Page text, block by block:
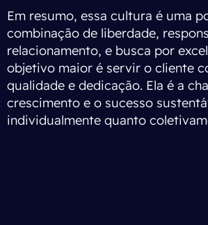
Em resumo, essa cultura é uma
combinação de liberdade,
relacionamento, e busca por
objetivo maior é servir o cliente
qualidade e dedicação. Ela é a
crescimento e o sucesso
individualmente quanto